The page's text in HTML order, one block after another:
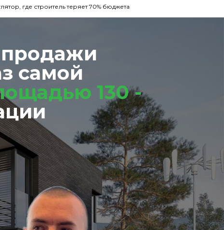
где строитель теряет 70% бюджета
продажи
самой
130 -